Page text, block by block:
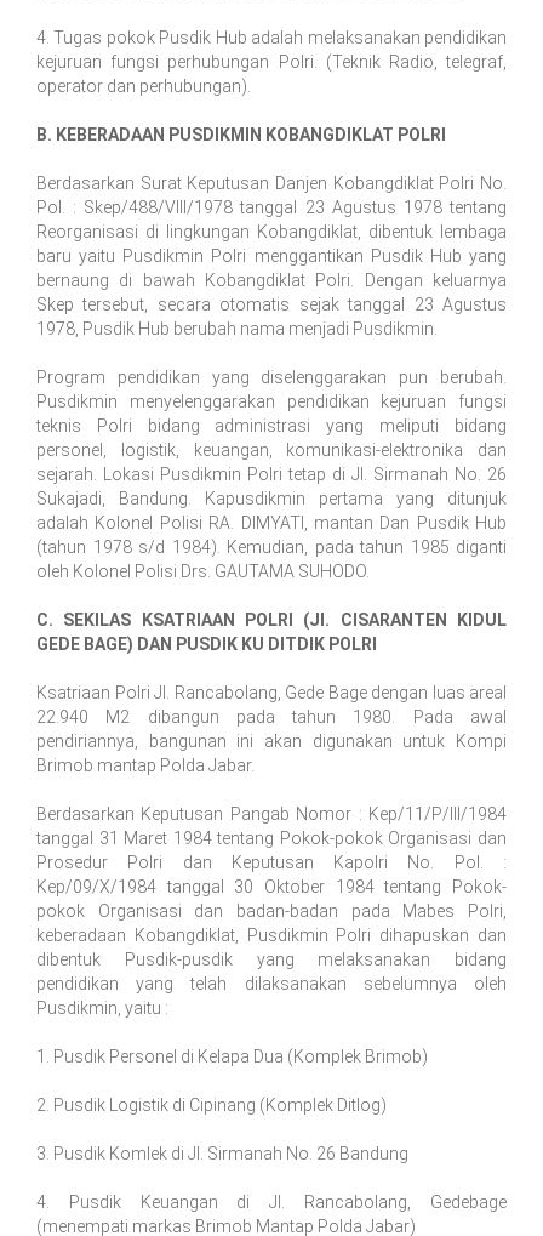
4. Tugas pokok Pusdik Hub adalah melaksanakan pendidikan
kejuruan fungsi perhubungan Polri. (Teknik Radio, telegraf,
operator dan perhubungan).
B. KEBERADAAN PUSDIKMIN KOBANGDIKLAT POLRI
Berdasarkan Surat Keputusan Danjen Kobangdiklat Polri No.
Pol. : Skep/488/VIII/1978 tanggal 23 Agustus 1978 tentang
Reorganisasi di lingkungan Kobangdiklat, dibentuk lembaga
baru yaitu Pusdikmin Polri menggantikan Pusdik Hub yang
bernaung di bawah Kobangdiklat Polri. Dengan keluarnya
Skep tersebut, secara otomatis sejak tanggal 23 Agustus
1978, Pusdik Hub berubah nama menjadi Pusdikmin.
Program pendidikan yang diselenggarakan pun berubah.
Pusdikmin menyelenggarakan pendidikan kejuruan fungsi
teknis Polri bidang administrasi yang meliputi bidang
personel, logistik, keuangan, komunikasi-elektronika dan
sejarah. Lokasi Pusdikmin Polri tetap di Jl. Sirmanah No. 26
Sukajadi, Bandung. Kapusdikmin pertama yang ditunjuk
adalah Kolonel Polisi RA. DIMYATI, mantan Dan Pusdik Hub
(tahun 1978 s/d 1984). Kemudian, pada tahun 1985 diganti
oleh Kolonel Polisi Drs. GAUTAMA SUHODO.
C. SEKILAS KSATRIAAN POLRI (Jl. CISARANTEN KIDUL
GEDE BAGE) DAN PUSDIK KU DITDIK POLRI
Ksatriaan Polri Jl. Rancabolang, Gede Bage dengan luas areal
22.940 M2 dibangun pada tahun 1980. Pada awal
pendiriannya, bangunan ini akan digunakan untuk Kompi
Brimob mantap Polda Jabar.
Berdasarkan Keputusan Pangab Nomor : Kep/11/P/III/1984
tanggal 31 Maret 1984 tentang Pokok-pokok Organisasi dan
Prosedur Polri dan Keputusan Kapolri No. Pol. :
Kep/09/X/1984 tanggal 30 Oktober 1984 tentang Pokok-
pokok Organisasi dan badan-badan pada Mabes Polri,
keberadaan Kobangdiklat, Pusdikmin Polri dihapuskan dan
dibentuk Pusdik-pusdik yang melaksanakan bidang
pendidikan yang telah dilaksanakan sebelumnya oleh
Pusdikmin, yaitu :
1. Pusdik Personel di Kelapa Dua (Komplek Brimob)
2. Pusdik Logistik di Cipinang (Komplek Ditlog)
3. Pusdik Komlek di Jl. Sirmanah No. 26 Bandung
4. Pusdik Keuangan di Jl. Rancabolang, Gedebage
(menempati markas Brimob Mantap Polda Jabar)